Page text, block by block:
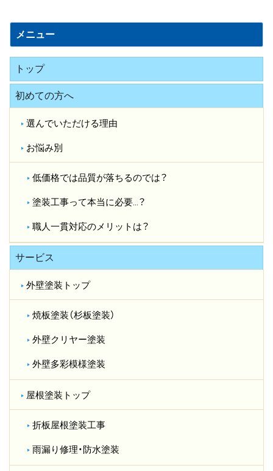
メニュー
トップ
初めての方へ
選んでいただける理由
お悩み別
低価格では品質が落ちるのでは？​
塗装工事って本当に必要…？​
職人一貫対応のメリットは？​
サービス
外壁塗装トップ
焼板塗装（杉板塗装）
外壁クリヤー塗装
外壁多彩模様塗装
屋根塗装トップ
折板屋根塗装工事
雨漏り修理・防水塗装